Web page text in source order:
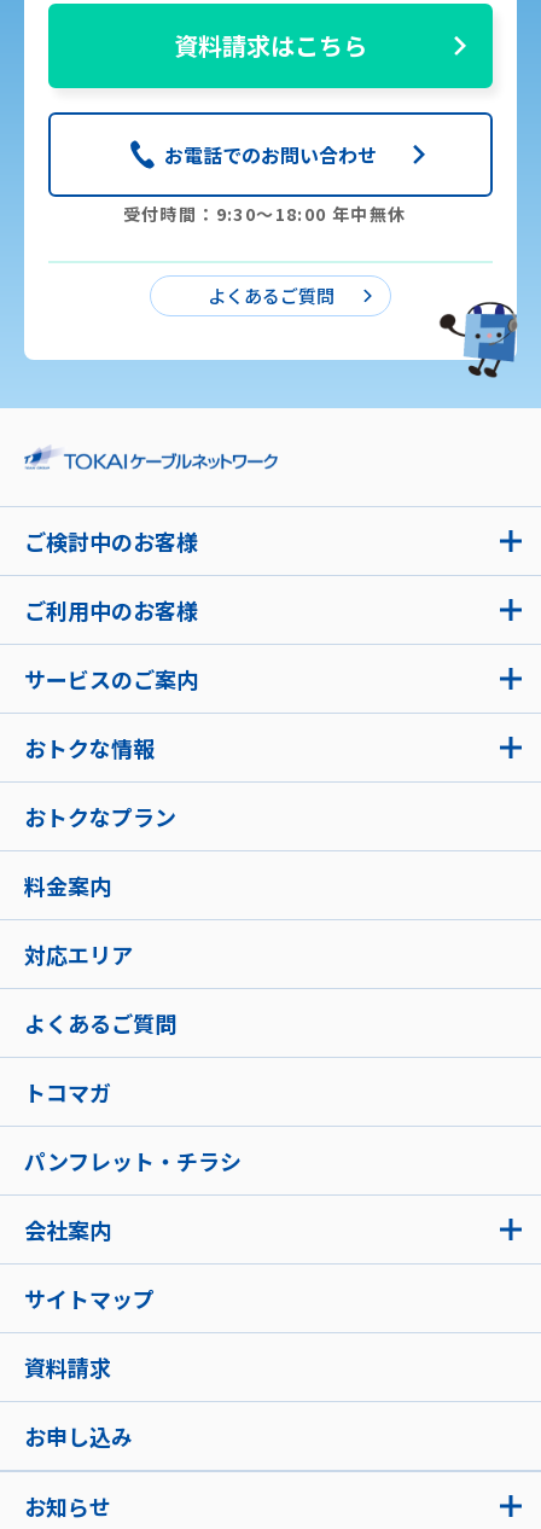
資料請求はこちら
お電話でのお問い合わせ
受付時間：9:30〜18:00 年中無休
よくあるご質問
ご検討中のお客様
お知らせ
ご利用中のお客様
サービスのご案内
おトクな情報
おトクなプラン
料金案内
対応エリア
よくあるご質問
トコマガ
パンフレット・チラシ
会社案内
サイトマップ
資料請求
お申し込み